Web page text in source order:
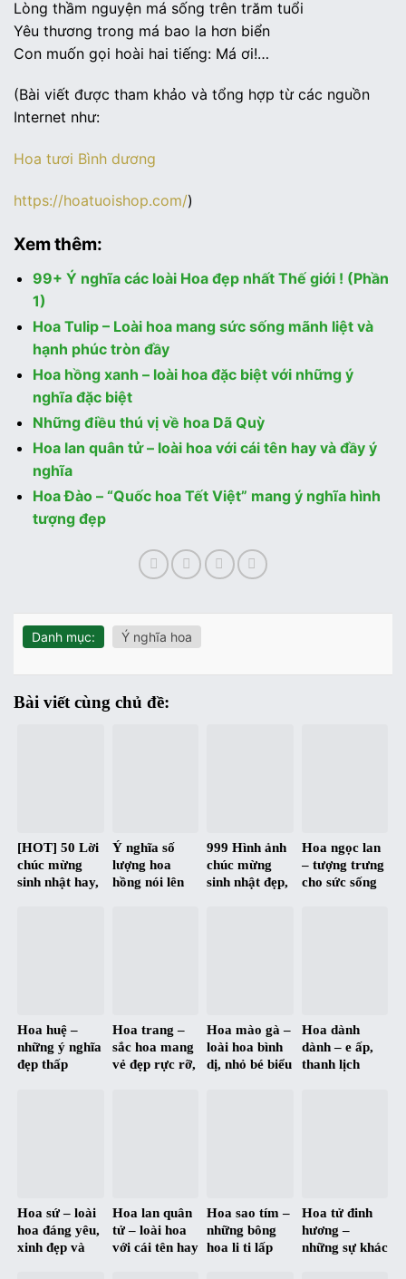
Lòng thầm nguyện má sống trên trăm tuổi
Yêu thương trong má bao la hơn biển
Con muốn gọi hoài hai tiếng: Má ơi!…
(Bài viết được tham khảo và tổng hợp từ các nguồn
Internet như:
Hoa tươi Bình dương
https://hoatuoishop.com/)
Xem thêm:
99+ Ý nghĩa các loài Hoa đẹp nhất Thế giới ! (Phần
1)
Hoa Tulip – Loài hoa mang sức sống mãnh liệt và
hạnh phúc tròn đầy
Hoa hồng xanh – loài hoa đặc biệt với những ý
nghĩa đặc biệt
Những điều thú vị về hoa Dã Quỳ
Hoa lan quân tử – loài hoa với cái tên hay và đầy ý
nghĩa
Hoa Đào – “Quốc hoa Tết Việt” mang ý nghĩa hình
tượng đẹp
Danh mục: Ý nghĩa hoa
Bài viết cùng chủ đề:
[HOT] 50 Lời
chúc mừng
sinh nhật hay,
Ý nghĩa số
lượng hoa
hồng nói lên
999 Hình ảnh
chúc mừng
sinh nhật đẹp,
Hoa ngọc lan
– tượng trưng
cho sức sống
Hoa huệ –
những ý nghĩa
đẹp thấp
Hoa trang –
sắc hoa mang
vẻ đẹp rực rỡ,
Hoa mào gà –
loài hoa bình
dị, nhỏ bé biểu
Hoa dành
dành – e ấp,
thanh lịch
Hoa sứ – loài
hoa đáng yêu,
xinh đẹp và
Hoa lan quân
tử – loài hoa
với cái tên hay
Hoa sao tím –
những bông
hoa li ti lấp
Hoa tử đinh
hương –
những sự khác